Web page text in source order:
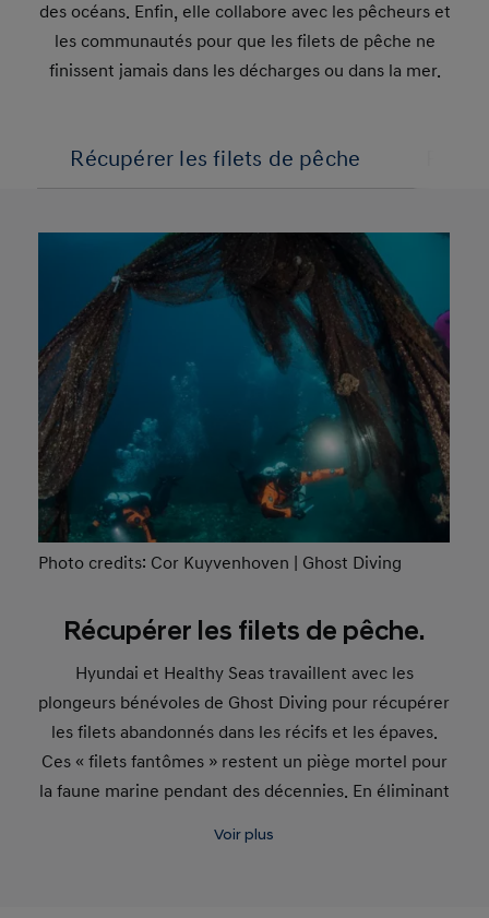
des océans. Enfin, elle collabore avec les pêcheurs et
les communautés pour que les filets de pêche ne
finissent jamais dans les décharges ou dans la mer.
Récupérer les filets de pêche
Photo credits: Cor Kuyvenhoven | Ghost Diving
Récupérer les filets de pêche.
Hyundai et Healthy Seas travaillent avec les
plongeurs bénévoles de Ghost Diving pour récupérer
les filets abandonnés dans les récifs et les épaves.
Ces « filets fantômes » restent un piège mortel pour
la faune marine pendant des décennies. En éliminant
l’écosystème sous-marin, pour un futur durable.
Voir plus